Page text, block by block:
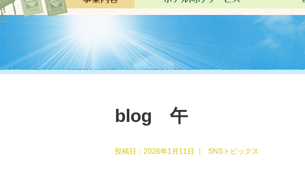
blog 午
投稿日： 2026年1月11日 SNSトピックス